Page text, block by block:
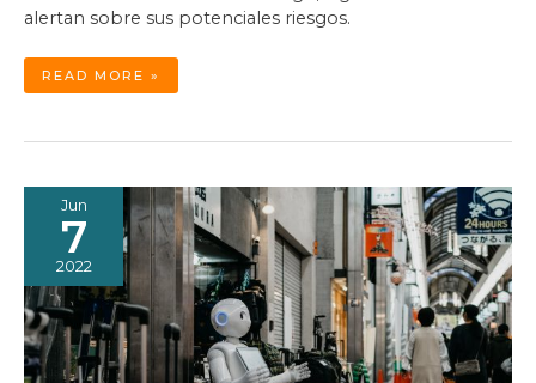
alertan sobre sus potenciales riesgos.
EL
GRAN
RETO
FRENTE
READ MORE »
Jun
7
2022